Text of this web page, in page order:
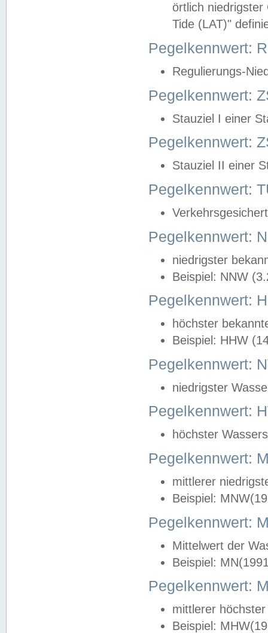
örtlich
Tide (LAT)"
Pegelkennwert:
Regulierungs-
Pegelkennwert:
Stauziel I einer
Pegelkennwert:
Stauziel II einer
Pegelkennwert:
Pegelkennwert:
niedrigster
Beispiel: NNW
Pegelkennwert:
höchster
Beispiel: HHW
Pegelkennwert:
niedrigster
Pegelkennwert:
höchster
Pegelkennwert:
mittlerer
Beispiel:
Pegelkennwert:
Mittelwert der
Beispiel:
Pegelkennwert:
mittlerer
Beispiel: